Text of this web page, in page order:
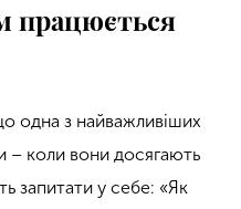
працюється
одна з найважливіших
– коли вони досягають
запитати у себе: «Як